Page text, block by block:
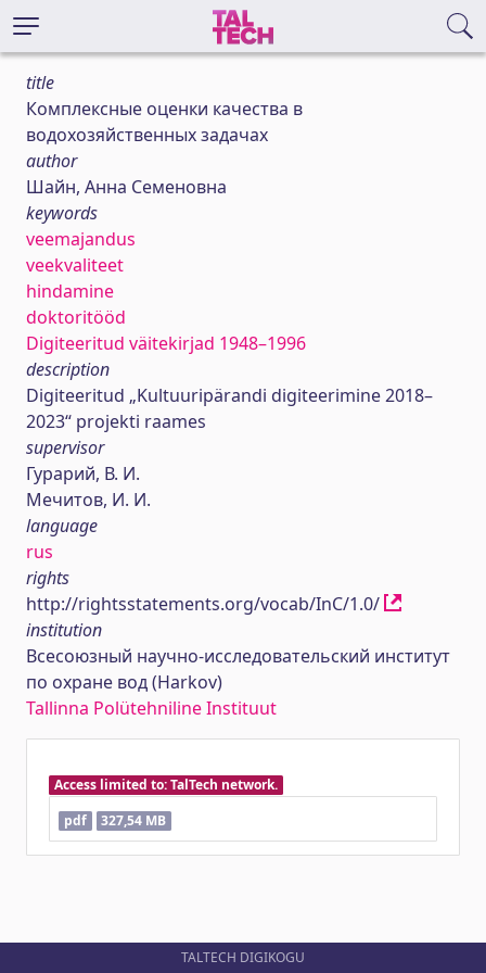
title
Комплексные оценки качества в
водохозяйственных задачах
author
Шайн, Анна Семеновна
keywords
veemajandus
veekvaliteet
hindamine
doktoritööd
Digiteeritud väitekirjad 1948–1996
description
Digiteeritud „Kultuuripärandi digiteerimine 2018–
2023“ projekti raames
supervisor
Гурарий, В. И.
Мечитов, И. И.
language
rus
rights
http://rightsstatements.org/vocab/InC/1.0/
institution
Всесоюзный научно-исследовательский институт
по охране вод (Harkov)
Tallinna Polütehniline Instituut
Access limited to: TalTech network.
pdf
327,54 MB
TALTECH DIGIKOGU